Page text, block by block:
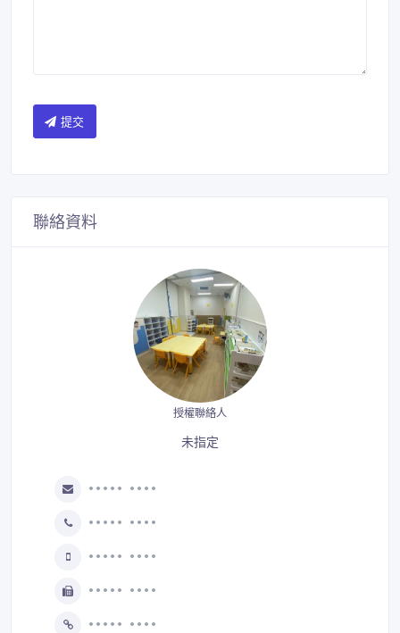
提交
聯絡資料
授權聯絡人
未指定
••••• ••••
••••• ••••
••••• ••••
••••• ••••
••••• ••••